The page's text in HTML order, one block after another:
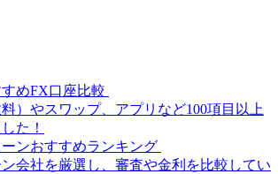
すめFX口座比較
）やスワップ、アプリなど100項目以上
た！
ーンおすすめランキング
会社を厳選し、審査や金利を比較してい